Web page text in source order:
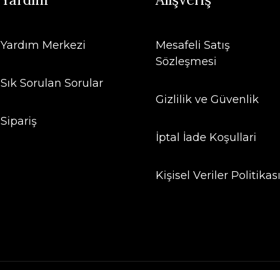
Yardım Merkezi
Sık Sorulan Sorular
Sipariş
Mesafeli Satış
Sözleşmesi
Gizlilik ve Güvenlik
İptal İade Koşullari
Kişisel Veriler Politikası